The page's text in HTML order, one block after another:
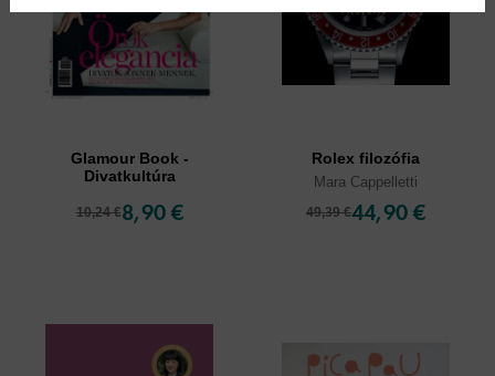
Glamour Book -
Divatkultúra
10,24 €8,90 €
Rolex filozófia
Mara Cappelletti
49,39 €44,90 €